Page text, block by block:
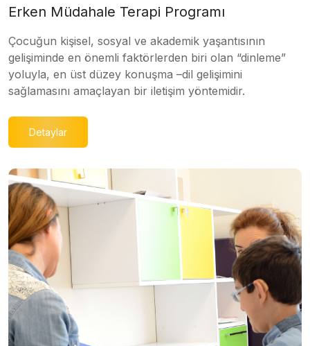
Erken Müdahale Terapi Programı
Çocuğun kişisel, sosyal ve akademik yaşantısının
gelişiminde en önemli faktörlerden biri olan “dinleme”
yoluyla, en üst düzey konuşma –dil gelişimini
sağlamasını amaçlayan bir iletişim yöntemidir.
Detaylar